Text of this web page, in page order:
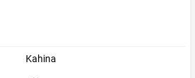
Kahina